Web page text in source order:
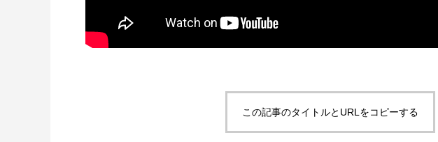
この記事のタイトルとURLをコピーする